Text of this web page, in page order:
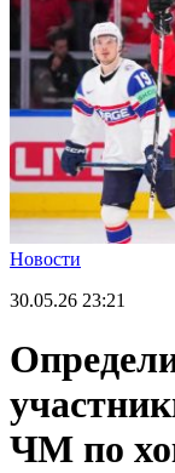
Новости
30.05.26 23:21
ЧМ по